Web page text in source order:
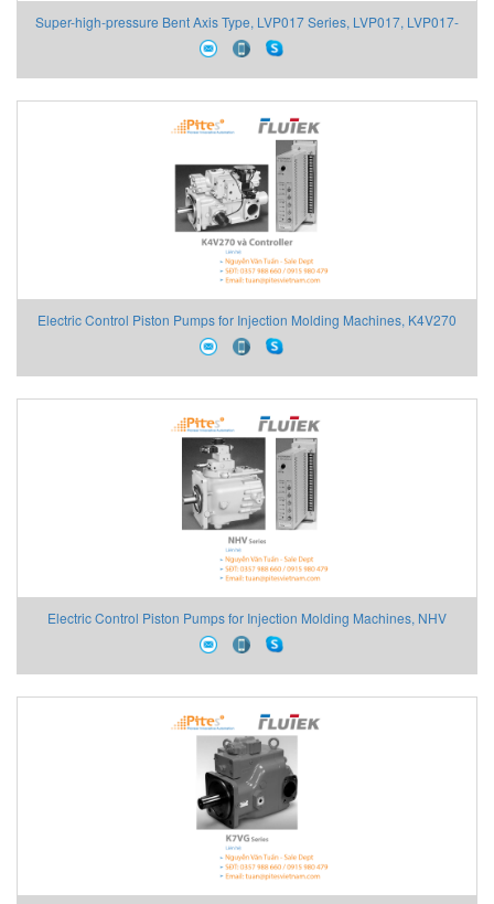
Super-high-pressure Bent Axis Type, LVP017 Series, LVP017, LVP017-
110R1-R1600
Electric Control Piston Pumps for Injection Molding Machines, K4V270
Series, K4V270
Electric Control Piston Pumps for Injection Molding Machines, NHV
Series, NHV172, NHV195